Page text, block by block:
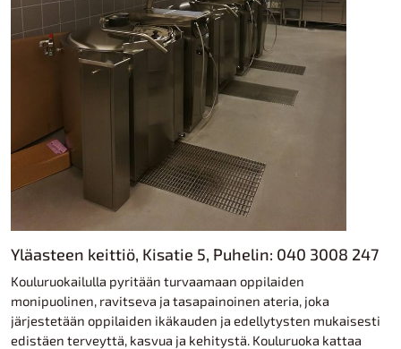
Yläasteen keittiö, Kisatie 5, Puhelin: 040 3008 247
Kouluruokailulla pyritään turvaamaan oppilaiden
monipuolinen, ravitseva ja tasapainoinen ateria, joka
järjestetään oppilaiden ikäkauden ja edellytysten mukaisesti
edistäen terveyttä, kasvua ja kehitystä. Kouluruoka kattaa